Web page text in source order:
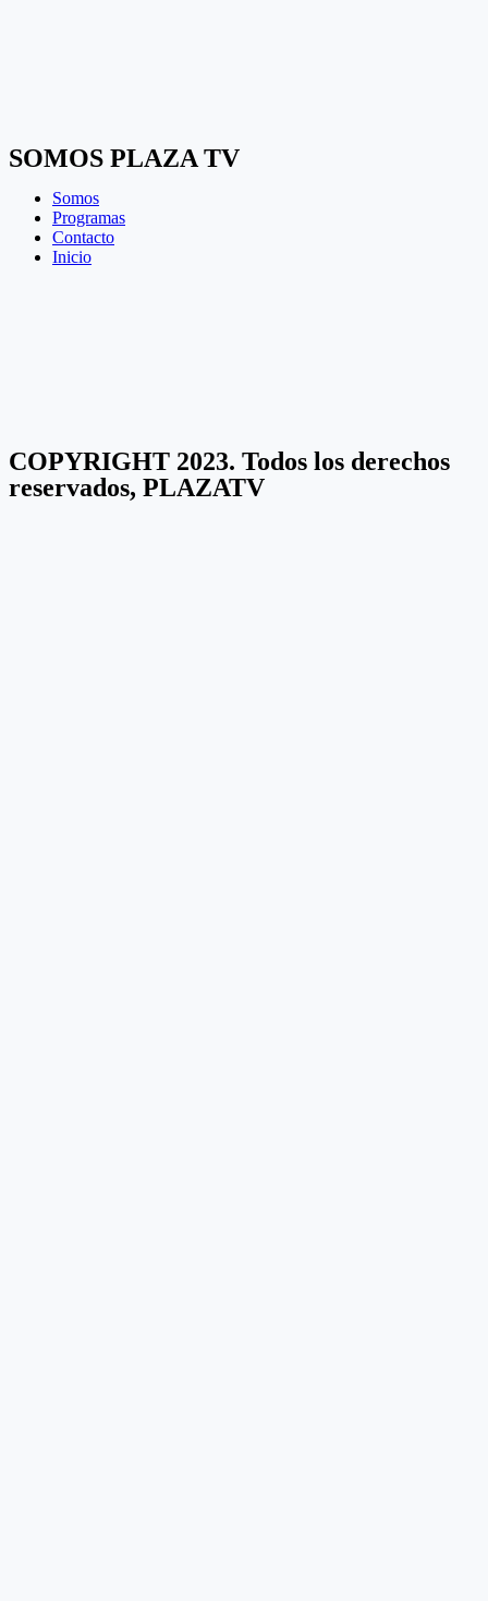
SOMOS PLAZA TV
Somos
Programas
Contacto
Inicio
COPYRIGHT 2023. Todos los derechos
reservados, PLAZATV